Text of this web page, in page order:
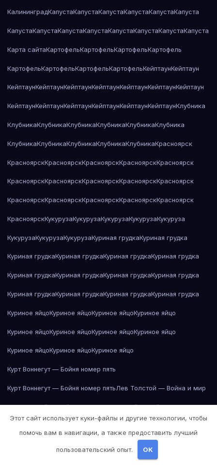
КалининградКапустаКапустаКапустаКапустаКапустаКапуста
КапустаКапустаКапустаКапустаКапустаКапустаКапустаКапуста
Карта сайтаКартофельКартофельКартофельКартофель
КартофельКартофельКартофельКартофельКейптаунКейптаун
КейптаунКейптаунКейптаунКейптаунКейптаунКейптаунКейптаун
КейптаунКейптаунКейптаунКейптаунКейптаунКейптаунКлубника
КлубникаКлубникаКлубникаКлубникаКлубникаКлубника
КлубникаКлубникаКлубникаКлубникаКлубникаКрасноярск
КрасноярскКрасноярскКрасноярскКрасноярскКрасноярск
КрасноярскКрасноярскКрасноярскКрасноярскКрасноярск
КрасноярскКрасноярскКрасноярскКрасноярскКрасноярск
КрасноярскКукурузаКукурузаКукурузаКукурузаКукуруза
КукурузаКукурузаКукурузаКуриная грудкаКуриная грудка
Куриная грудкаКуриная грудкаКуриная грудкаКуриная грудка
Куриная грудкаКуриная грудкаКуриная грудкаКуриная грудка
Куриная грудкаКуриная грудкаКуриная грудкаКуриная грудка
Куриное яйцоКуриное яйцоКуриное яйцоКуриное яйцо
Куриное яйцоКуриное яйцоКуриное яйцоКуриное яйцо
Куриное яйцоКуриное яйцоКуриное яйцо
Курт Воннегут — Бойня номер пять
Курт Воннегут — Бойня номер пятьЛев Толстой — Война и мир
Лев Толстой — Война и мирЛев Толстой — Война и мир
Этот сайт использует куки-файлы и другие технологии, чтобы
помочь вам в навигации, а также предоставить лучший
пользовательский опыт. OK